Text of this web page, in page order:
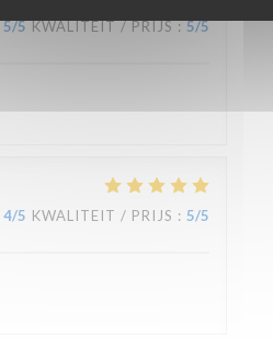
5/5 KWALITEIT / PRIJS: 5/5
4/5 KWALITEIT / PRIJS : 5/5